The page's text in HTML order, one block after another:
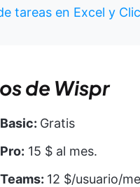
tareas en Excel y
de Wispr
Gratis
15 $ al mes.
12 $/usuario/